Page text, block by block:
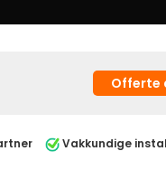
Offerte
Vakkundige